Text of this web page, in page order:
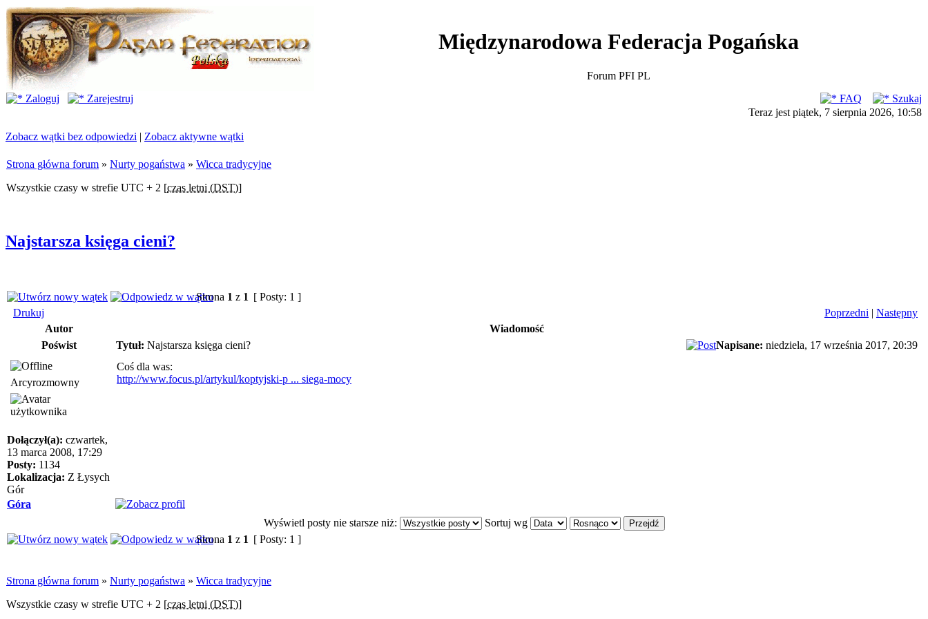
Międzynarodowa Federacja Pogańska
Forum PFI PL
Zaloguj
Zarejestruj FAQ
Szukaj
Teraz jest piątek, 7 sierpnia 2026, 10:58
Zobacz wątki bez odpowiedzi | Zobacz aktywne wątki
Strona główna forum » Nurty pogaństwa » Wicca tradycyjne
Wszystkie czasy w strefie UTC + 2 [czas letni (DST)]
Najstarsza księga cieni?
Strona 1 z 1 [ Posty: 1 ]
Drukuj
Poprzedni | Następny
Autor
Wiadomość
Poświst
Tytuł: Najstarsza księga cieni? Napisane: niedziela, 17 września 2017, 20:39
Arcyrozmowny
Dołączył(a): czwartek,
13 marca 2008, 17:29
Posty: 1134
Lokalizacja: Z Łysych
Gór
Coś dla was:
http://www.focus.pl/artykul/koptyjski-p ... siega-mocy
Góra
Wyświetl posty nie starsze niż:
Sortuj wg
Strona 1 z 1 [ Posty: 1 ]
Strona główna forum » Nurty pogaństwa » Wicca tradycyjne
Wszystkie czasy w strefie UTC + 2 [czas letni (DST)]